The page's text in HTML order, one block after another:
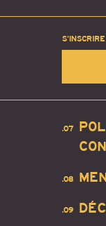
.07
.08
.09